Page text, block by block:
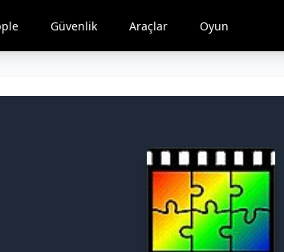
Güvenlik Araçlar Oyun